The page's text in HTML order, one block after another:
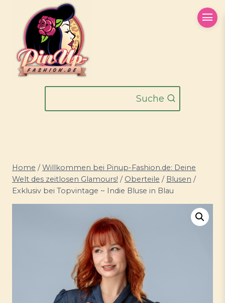
springen
Suche
Home / Willkommen bei Pinup-Fashion.de: Deine
Welt des zeitlosen Glamours! / Oberteile / Blusen /
Exklusiv bei Topvintage ~ Indie Bluse in Blau